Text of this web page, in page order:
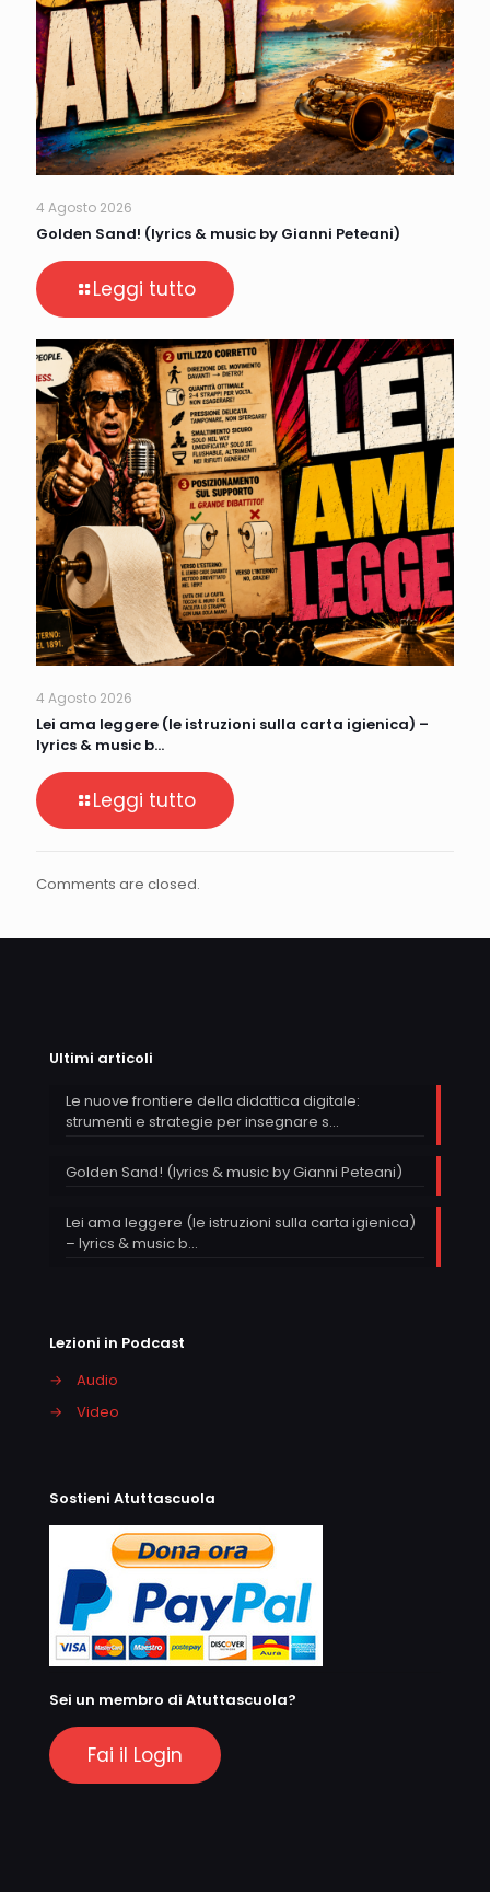
4 Agosto 2026
Golden Sand! (lyrics & music by Gianni Peteani)
Leggi tutto
4 Agosto 2026
Lei ama leggere (le istruzioni sulla carta igienica) –
lyrics & music b…
Leggi tutto
Comments are closed.
Ultimi articoli
Le nuove frontiere della didattica digitale:
strumenti e strategie per insegnare s…
Golden Sand! (lyrics & music by Gianni Peteani)
Lei ama leggere (le istruzioni sulla carta igienica)
– lyrics & music b…
Lezioni in Podcast
→
Audio
→
Video
Sostieni Atuttascuola
Sei un membro di Atuttascuola?
Fai il Login